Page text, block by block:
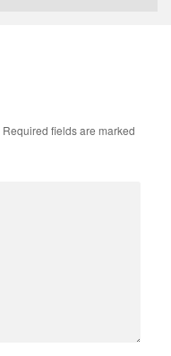
Required fields are marked